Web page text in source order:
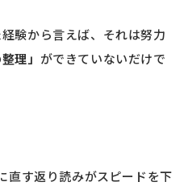
験から言えば、それは努力
理」 ができていないだけで
直す返り読みがスピードを下